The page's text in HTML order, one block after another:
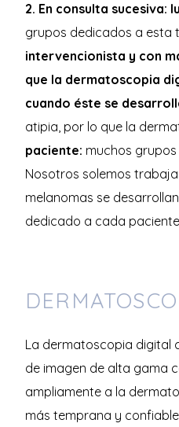
2. En consulta sucesiva:
grupos dedicados a esta
intervencionista y con
que la dermatoscopia
cuando éste se
atipia, por lo que la
paciente: muchos
Nosotros solemos
melanomas se
dedicado a cada
La dermatoscopia digital
de imagen de alta gama
ampliamente a la
más temprana y